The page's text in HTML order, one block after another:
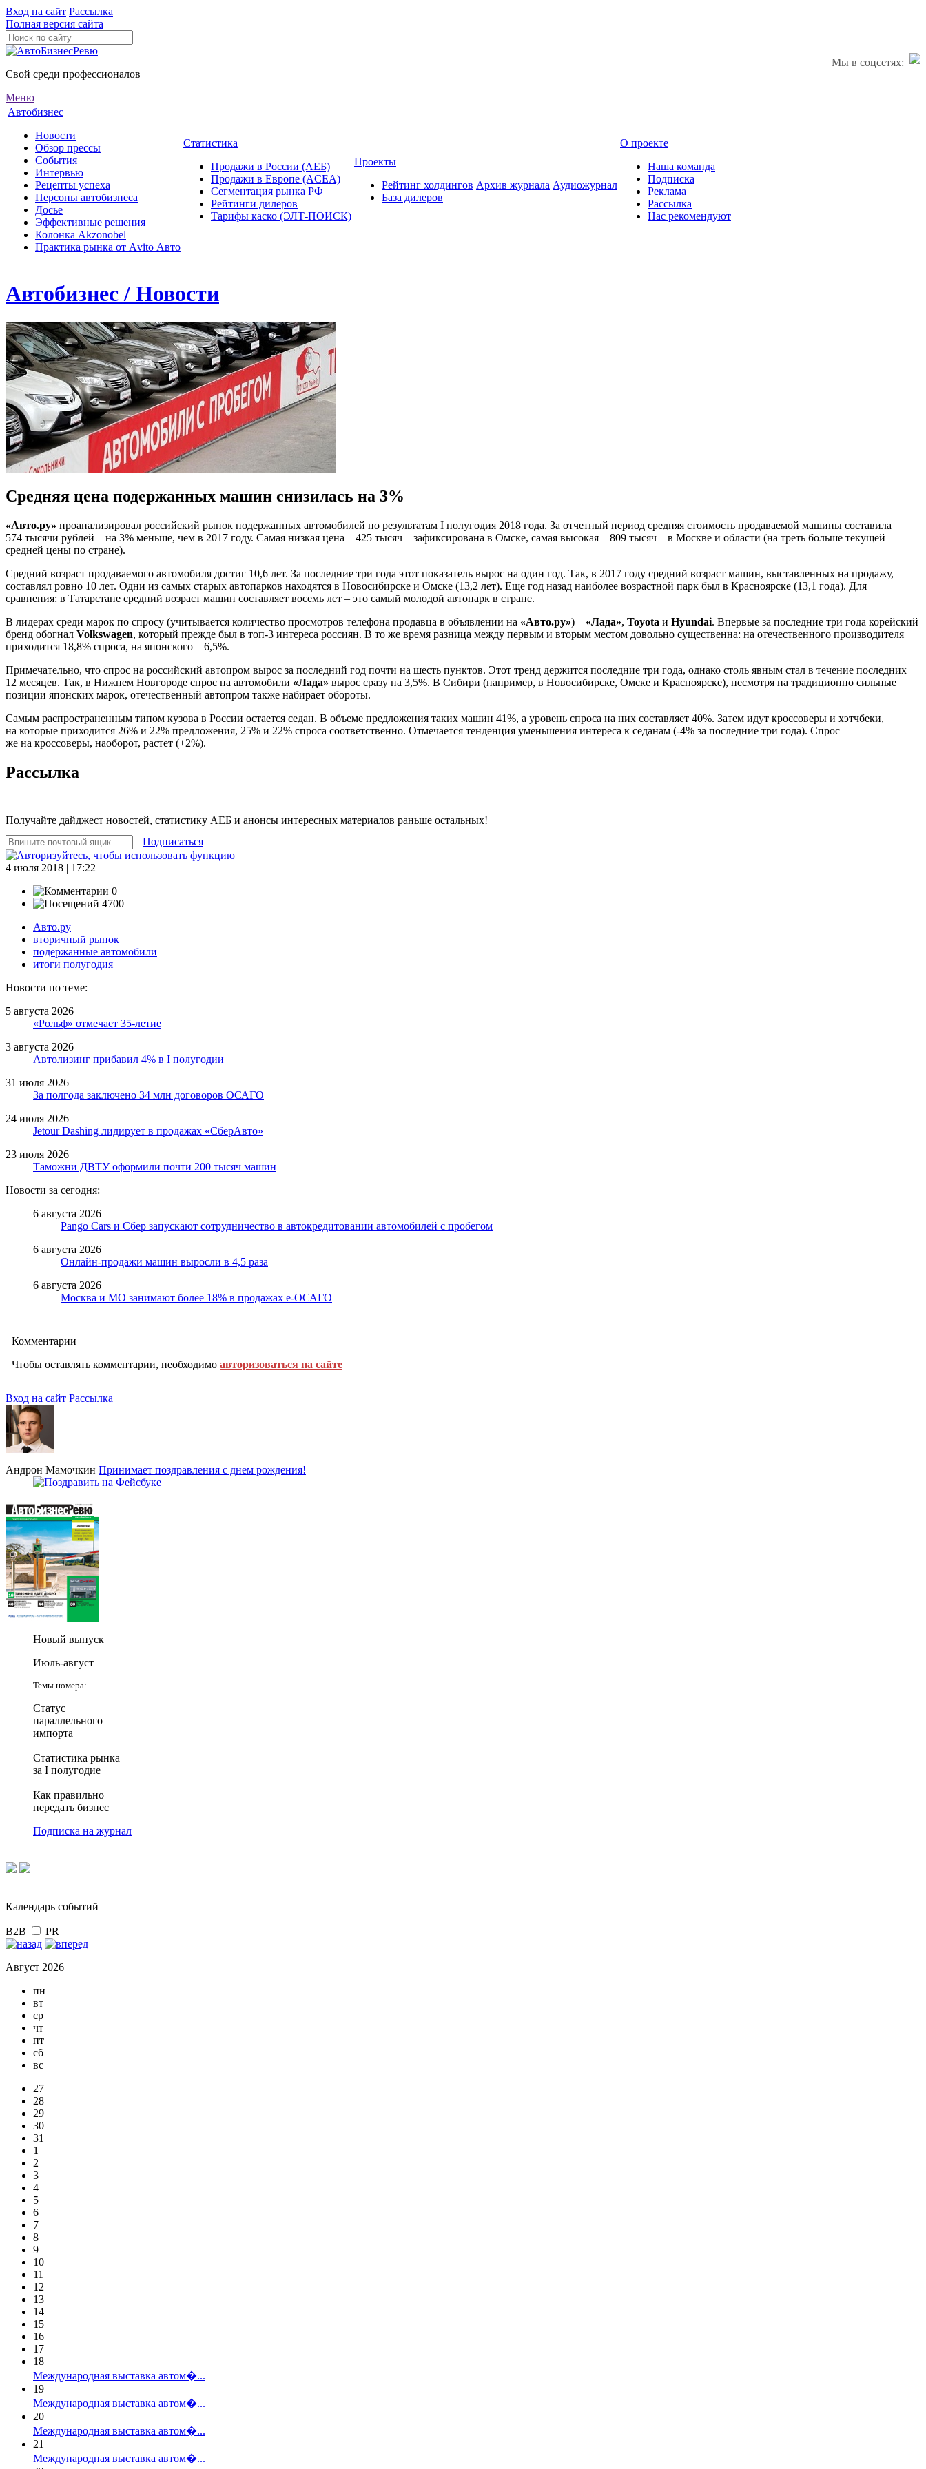
Вход на сайт Рассылка
Полная версия сайта
Мы в соцсетях:
Свой среди профессионалов
Меню
Автобизнес
Новости
Обзор прессы
События
Интервью
Рецепты успеха
Персоны автобизнеса
Досье
Эффективные решения
Колонка Akzonobel
Практика рынка от Аvito Авто
Статистика
Продажи в России (АЕБ)
Продажи в Европе (ACEA)
Сегментация рынка РФ
Рейтинги дилеров
Тарифы каско (ЭЛТ-ПОИСК)
Проекты
Рейтинг холдингов
База дилеров
Архив журнала Аудиожурнал
О проекте
Наша команда
Подписка
Реклама
Рассылка
Нас рекомендуют
Автобизнес / Новости
Средняя цена подержанных машин снизилась на 3%
«Авто.ру» проанализировал российский рынок подержанных автомобилей по результатам I полугодия 2018 года. За отчетный период средняя стоимость продаваемой машины составила
574 тысячи рублей – на 3% меньше, чем в 2017 году. Самая низкая цена – 425 тысяч – зафиксирована в Омске, самая высокая – 809 тысяч – в Москве и области (на треть больше текущей
средней цены по стране).
Средний возраст продаваемого автомобиля достиг 10,6 лет. За последние три года этот показатель вырос на один год. Так, в 2017 году средний возраст машин, выставленных на продажу,
составлял ровно 10 лет. Одни из самых старых автопарков находятся в Новосибирске и Омске (13,2 лет). Еще год назад наиболее возрастной парк был в Красноярске (13,1 года). Для
сравнения: в Татарстане средний возраст машин составляет восемь лет – это самый молодой автопарк в стране.
В лидерах среди марок по спросу (учитывается количество просмотров телефона продавца в объявлении на «Авто.ру») – «Лада», Toyota и Hyundai. Впервые за последние три года корейский
бренд обогнал Volkswagen, который прежде был в топ-3 интереса россиян. В то же время разница между первым и вторым местом довольно существенна: на отечественного производителя
приходится 18,8% спроса, на японского – 6,5%.
Примечательно, что спрос на российский автопром вырос за последний год почти на шесть пунктов. Этот тренд держится последние три года, однако столь явным стал в течение последних
12 месяцев. Так, в Нижнем Новгороде спрос на автомобили «Лада» вырос сразу на 3,5%. В Сибири (например, в Новосибирске, Омске и Красноярске), несмотря на традиционно сильные
позиции японских марок, отечественный автопром также набирает обороты.
Самым распространенным типом кузова в России остается седан. В объеме предложения таких машин 41%, а уровень спроса на них составляет 40%. Затем идут кроссоверы и хэтчбеки,
на которые приходится 26% и 22% предложения, 25% и 22% спроса соответственно. Отмечается тенденция уменьшения интереса к седанам (-4% за последние три года). Спрос
же на кроссоверы, наоборот, растет (+2%).
Рассылка
Получайте дайджест новостей, статистику АЕБ и анонсы интересных материалов раньше остальных!
Подписаться
4 июля 2018 | 17:22
0
4700
Авто.ру
вторичный рынок
подержанные автомобили
итоги полугодия
Новости по теме:
5 августа 2026
«Рольф» отмечает 35-летие
3 августа 2026
Автолизинг прибавил 4% в I полугодии
31 июля 2026
За полгода заключено 34 млн договоров ОСАГО
24 июля 2026
Jetour Dashing лидирует в продажах «СберАвто»
23 июля 2026
Таможни ДВТУ оформили почти 200 тысяч машин
Новости за сегодня:
6 августа 2026
Pango Cars и Сбер запускают сотрудничество в автокредитовании автомобилей с пробегом
6 августа 2026
Онлайн-продажи машин выросли в 4,5 раза
6 августа 2026
Москва и МО занимают более 18% в продажах е-ОСАГО
Комментарии
Чтобы оставлять комментарии, необходимо авторизоваться на сайте
Вход на сайт Рассылка
Андрон Мамочкин Принимает поздравления с днем рождения!
Новый выпуск
Июль-август
Темы номера:
Статус
параллельного
импорта
Статистика рынка
за I полугодие
Как правильно
передать бизнес
Подписка на журнал
Календарь событий
B2B PR
Август 2026
пн
вт
ср
чт
пт
сб
вс
27
28
29
30
31
1
2
3
4
5
6
7
8
9
10
11
12
13
14
15
16
17
18
Международная выставка автом�...
19
Международная выставка автом�...
20
Международная выставка автом�...
21
Международная выставка автом�...